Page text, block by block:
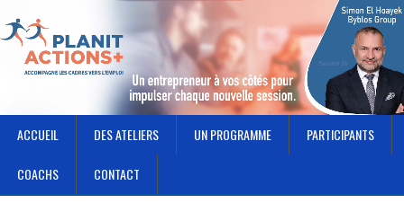
ACCUEIL DES ATELIERS UN PROGRAMME PARTICIPANTS
COACHS CONTACT